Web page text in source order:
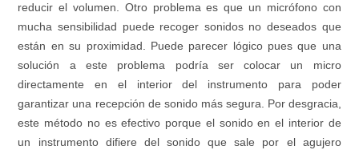
reducir el volumen. Otro problema es que un micrófono con
mucha sensibilidad puede recoger sonidos no deseados que
están en su proximidad. Puede parecer lógico pues que una
solución a este problema podría ser colocar un micro
directamente en el interior del instrumento para poder
garantizar una recepción de sonido más segura. Por desgracia,
este método no es efectivo porque el sonido en el interior de
un instrumento difiere del sonido que sale por el agujero